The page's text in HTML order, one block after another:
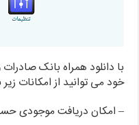
با دانلود همراه بانک
خود می توانید از امکانات
– امکان دریافت موجودی